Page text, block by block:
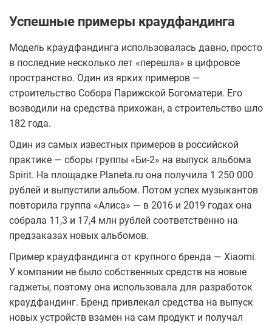
Успешные примеры краудфандинга
Модель краудфандинга использовалась давно, просто
в последние несколько лет «перешла» в цифровое
пространство. Один из ярких примеров —
строительство Собора Парижской Богоматери. Его
возводили на средства прихожан, а строительство шло
182 года.
Один из самых известных примеров в российской
практике — сборы группы «Би-2» на выпуск альбома
Spirit. На площадке Planeta.ru она получила 1 250 000
рублей и выпустили альбом. Потом успех музыкантов
повторила группа «Алиса» — в 2016 и 2019 годах она
собрала 11,3 и 17,4 млн рублей соответственно на
предзаказах новых альбомов.
Пример краудфандинга от крупного бренда — Xiaomi.
У компании не было собственных средств на новые
гаджеты, поэтому она использовала для разработок
краудфандинг. Бренд привлекал средства на выпуск
новых устройств взамен на сам продукт и получал